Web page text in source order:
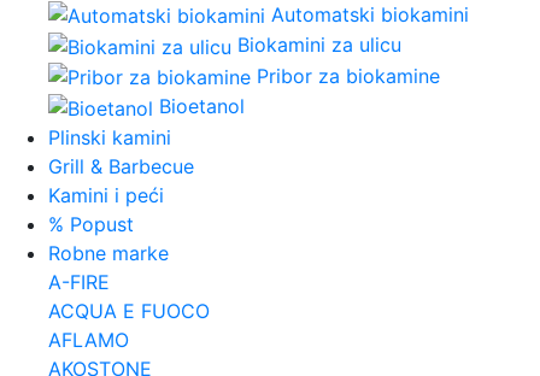
Automatski biokamini
Biokamini za ulicu
Pribor za biokamine
Bioetanol
Plinski kamini
Grill & Barbecue
Kamini i peći
% Popust
Robne marke
A-FIRE
ACQUA E FUOCO
AFLAMO
AKOSTONE